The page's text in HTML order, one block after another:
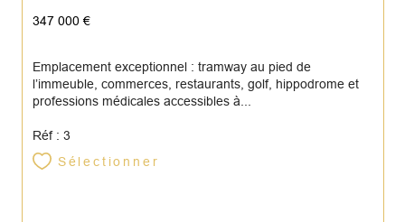
347 000 €
Emplacement exceptionnel : tramway au pied de
l’immeuble, commerces, restaurants, golf, hippodrome et
professions médicales accessibles à...
Réf : 3
Sélectionner